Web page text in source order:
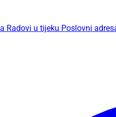
Radovi u tijeku Poslovni